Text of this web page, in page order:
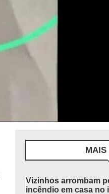
MAIS
Vizinhos arrombam
incêndio em casa no